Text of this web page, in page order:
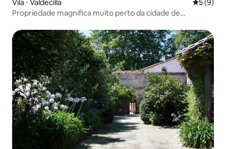
Vila ⋅ Valdecilla 5 de
5 (9)
Propriedade magnífica muito perto da cidade de